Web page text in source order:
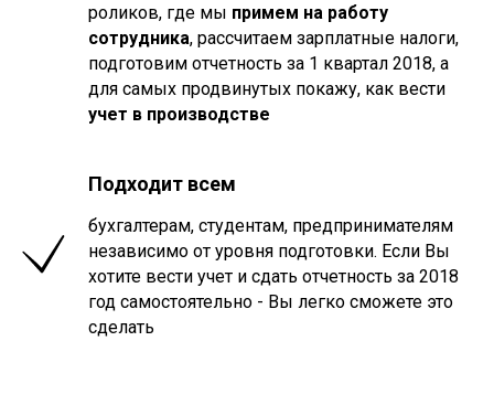
роликов, где мы примем на работу
сотрудника, рассчитаем зарплатные налоги,
подготовим отчетность за 1 квартал 2018, а
для самых продвинутых покажу, как вести
учет в производстве
Подходит всем
бухгалтерам, студентам, предпринимателям
независимо от уровня подготовки. Если Вы
хотите вести учет и сдать отчетность за 2018
год самостоятельно - Вы легко сможете это
сделать